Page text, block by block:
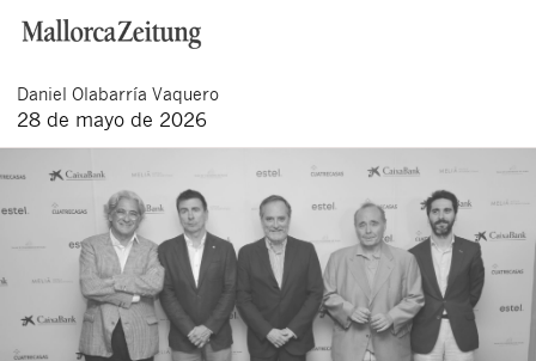
Daniel Olabarría Vaquero
28 de mayo de 2026